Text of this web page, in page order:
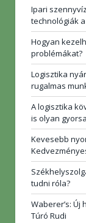
Ipari
technológiák
Hogyan
problémákat?
Logisztika
rugalmas
A logisztika
is olyan
Kevesebb
tudni róla?
Waberer’s:
Túró Rudi